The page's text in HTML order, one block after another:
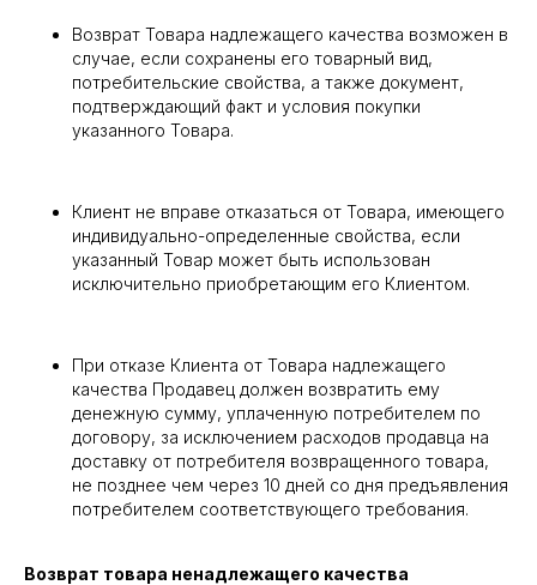
Возврат Товара надлежащего качества возможен в
случае, если сохранены его товарный вид,
потребительские свойства, а также документ,
подтверждающий факт и условия покупки
указанного Товара.
Клиент не вправе отказаться от Товара, имеющего
индивидуально-определенные свойства, если
указанный Товар может быть использован
исключительно приобретающим его Клиентом.
При отказе Клиента от Товара надлежащего
качества Продавец должен возвратить ему
денежную сумму, уплаченную потребителем по
договору, за исключением расходов продавца на
доставку от потребителя возвращенного товара,
не позднее чем через 10 дней со дня предъявления
потребителем соответствующего требования.
Возврат товара ненадлежащего качества